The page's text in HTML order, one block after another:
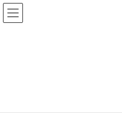
コ
ン
テ
ナ
ビ
ゲ